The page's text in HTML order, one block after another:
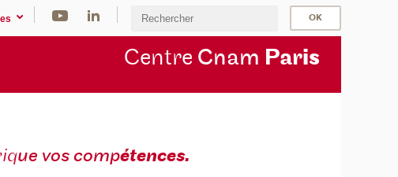
Centre Cnam Paris
ue vos compétences.